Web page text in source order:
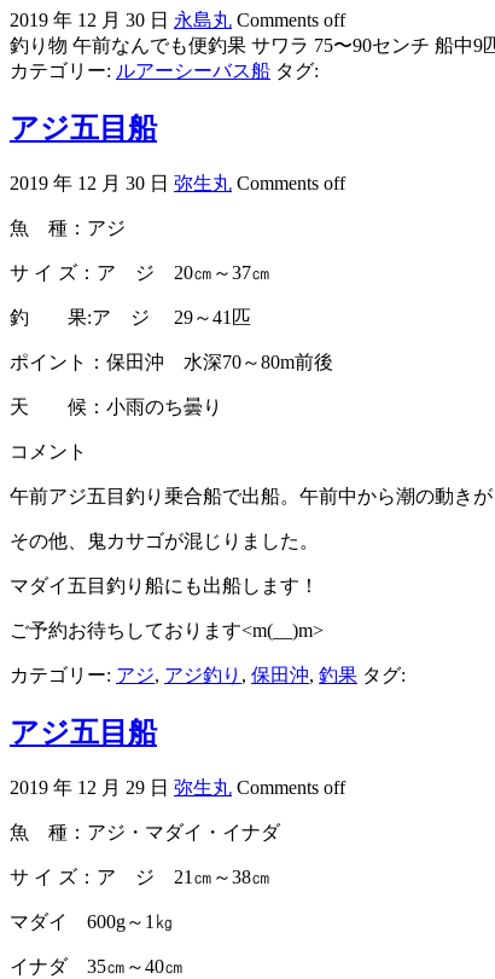
2019 年 12 月 30 日 永島丸 Comments off
釣り物 午前なんでも便釣果 サワラ 75〜90センチ 船中
カテゴリー: ルアーシーバス船 タグ:
アジ五目船
2019 年 12 月 30 日 弥生丸 Comments off
魚 種：アジ
サ イ ズ：ア ジ 20㎝～37㎝
釣 果:ア ジ 29～41匹
ポイント：保田沖 水深70～80m前後
天 候：小雨のち曇り
コメント
午前アジ五目釣り乗合船で出船。午前中から潮の動き
その他、鬼カサゴが混じりました。
マダイ五目釣り船にも出船します！
ご予約お待ちしております<m(__)m>
カテゴリー: アジ, アジ釣り , 保田沖, 釣果 タグ:
アジ五目船
2019 年 12 月 29 日 弥生丸 Comments off
魚 種：アジ・マダイ・イナダ
サ イ ズ：ア ジ 21㎝～38㎝
マダイ 600g～1㎏
イナダ 35㎝～40㎝